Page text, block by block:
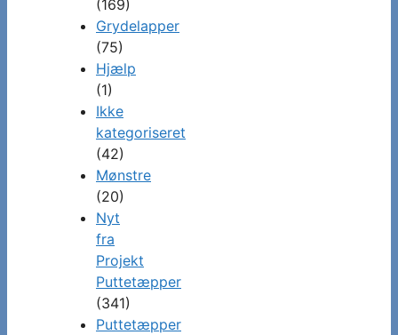
(169)
Grydelapper
(75)
Hjælp
(1)
Ikke
kategoriseret
(42)
Mønstre
(20)
Nyt
fra
Projekt
Puttetæpper
(341)
Puttetæpper